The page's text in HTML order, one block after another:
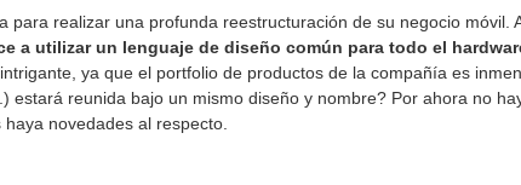
para realizar una profunda reestructuración de su negocio móvil.
a utilizar un lenguaje de diseño común para todo el
ya que el portfolio de productos de la compañía es
estará reunida bajo un mismo diseño y nombre? Por ahora no
novedades al respecto.